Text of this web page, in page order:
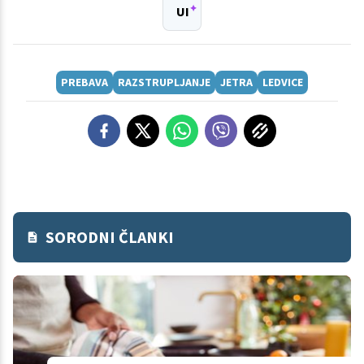
UI
PREBAVA RAZSTRUPLJANJE JETRA LEDVICE
SORODNI ČLANKI